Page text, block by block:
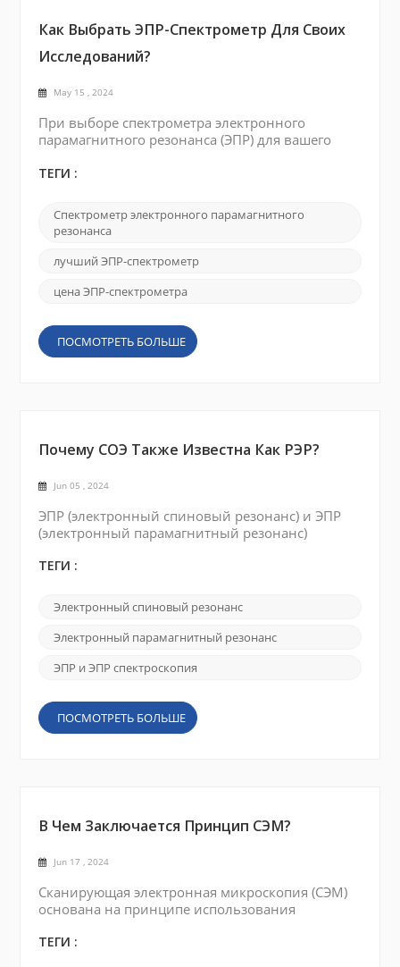
Как Выбрать ЭПР-Спектрометр Для Своих
Исследований?
May 15 , 2024
При выборе спектрометра электронного
парамагнитного резонанса (ЭПР) для вашего
факторов . Некоторые из ключевых моментов
Определите диапазон частот, необходимый для
вашего исследования. Спектрометры ЭПР
доступны в различных частотных диапазонах,
таких как X-диапазон, Q-диапазон и W-
ТЕГИ :
Спектрометр электронного парамагнитного
резонанса
лучший ЭПР-спектрометр
цена ЭПР-спектрометра
ПОСМОТРЕТЬ БОЛЬШЕ
Почему СОЭ Также Известна Как РЭР?
Jun 05 , 2024
ЭПР (электронный спиновый резонанс) и ЭПР
(электронный парамагнитный резонанс)
одного и того же спектроскопического метода.
историческом развитии этой области и
некоторых интересных историях, связанных с
ней. Первоначально этот метод назывался ЭПР
открыли в середине 20 века физи...
ТЕГИ :
Электронный спиновый резонанс
Электронный парамагнитный резонанс
ЭПР и ЭПР спектроскопия
ПОСМОТРЕТЬ БОЛЬШЕ
В Чем Заключается Принцип СЭМ?
Jun 17 , 2024
Сканирующая электронная микроскопия (СЭМ)
основана на принципе использования
энергии для исследования поверхности образца
ТЕГИ :